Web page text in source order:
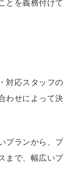
とを義務付けて
対応スタッフの
わせによって決
プランから、プ
まで、幅広いプ